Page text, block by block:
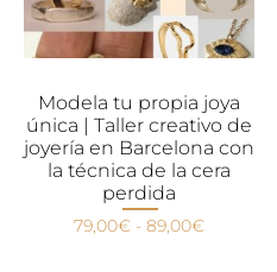
Modela tu propia joya
única | Taller creativo de
joyería en Barcelona con
la técnica de la cera
perdida
79,00€ - 89,00€